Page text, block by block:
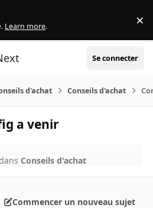
Learn more. ×
Se connecter
d'achat Conseils d'achat
a venir
dans Conseils d'achat
Commencer un nouveau sujet